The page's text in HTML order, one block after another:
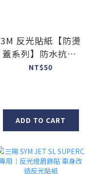
3M 反光貼紙【防燙
蓋系列】防水抗UV
車身貼紙 車燈貼紙
NT$50
ADD TO CART